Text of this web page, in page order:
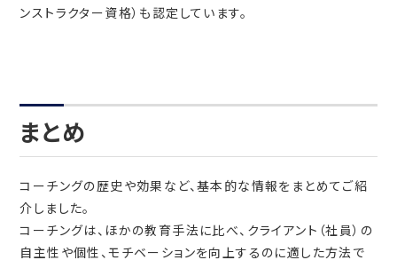
ンストラクター資格）も認定しています。
まとめ
コーチングの歴史や効果など、基本的な情報をまとめてご紹
介しました。
コーチングは、ほかの教育手法に比べ、クライアント（社員）の
自主性や個性、モチベーションを向上するのに適した方法で